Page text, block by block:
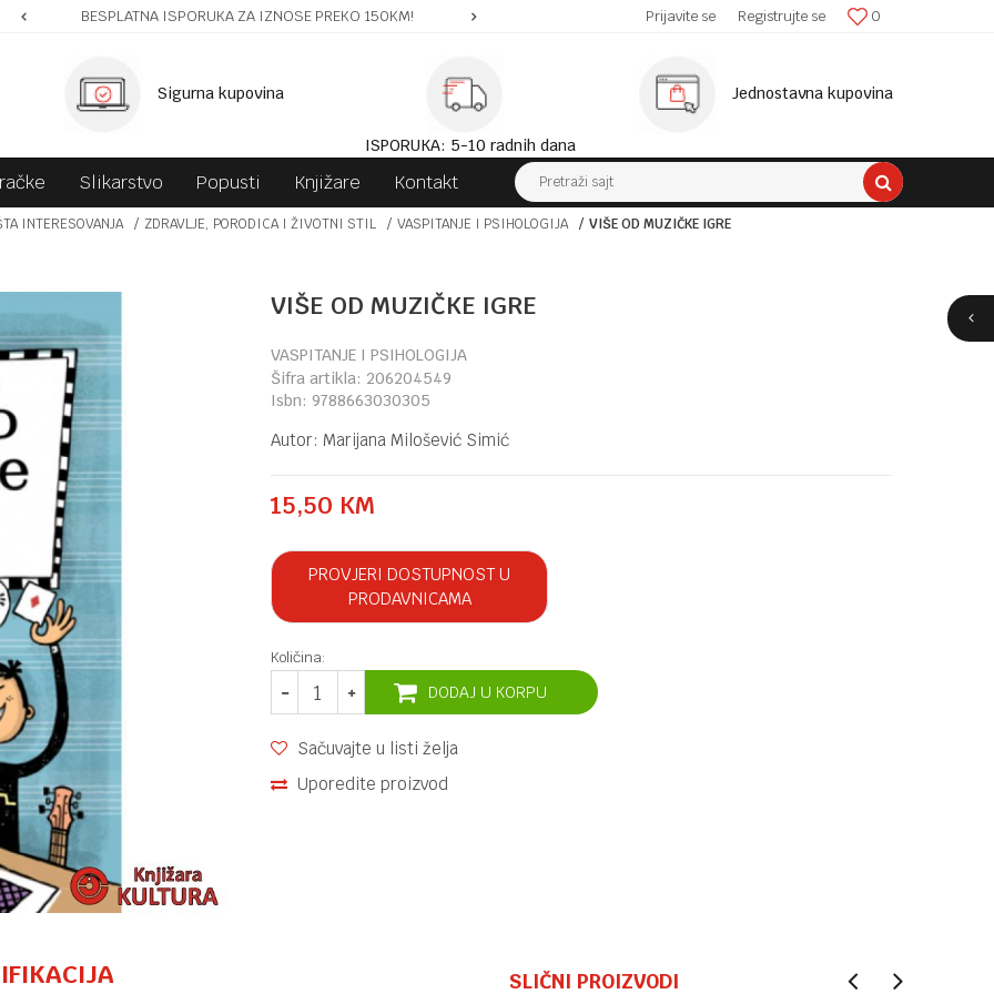
BESPLATNA ISPORUKA ZA IZNOSE PREKO 150KM! SIGURNA ISPORUKA! 0
Prijavite se Registrujte se
Sigurna kupovina
ISPORUKA: 5-10 radnih dana
Jednostavna kupovina
Slikarstvo Popusti Knjižare Kontakt Pretraži sajt
INTERESOVANJA ZDRAVLJE, PORODICA I ŽIVOTNI STIL VASPITANJE I PSIHOLOGIJA VIŠE OD MUZIČKE IGRE
VIŠE OD MUZIČKE IGRE
VASPITANJE I PSIHOLOGIJA
Šifra artikla: 206204549
Isbn: 9788663030305
Autor: Marijana Milošević Simić
15,50 KM
PROVJERI DOSTUPNOST U
PRODAVNICAMA
Količina:
DODAJ U KORPU
Sačuvajte u listi želja
Uporedite proizvod
SLIČNI PROIZVODI